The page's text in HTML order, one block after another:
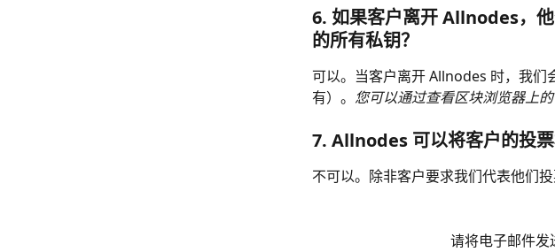
6. 如果客户离开 Allnodes，
的所有私钥？
可以。当客户离开 Allnodes 时，我们
有）。 您可以通过查看区块浏览器上
7. Allnodes 可以将客户的投票
不可以。除非客户要求我们代表他们
请将电子邮件发